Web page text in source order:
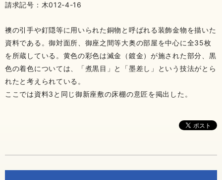
請求記号：木012-4-16
襖の引手や釘隠等に用いられた銅物と呼ばれる装飾金物を描いた
資料である。御対面所、御座之間等大奥の部屋を中心に全35枚
を所蔵している。黄色の彩色は滅金（鍍金）が施された部分、黒
色の着色については、「煮黒目」と「墨差し」という技法がとら
れたと考えられている。
ここでは資料3と同じ御新座敷の床棚の意匠を掲出した。